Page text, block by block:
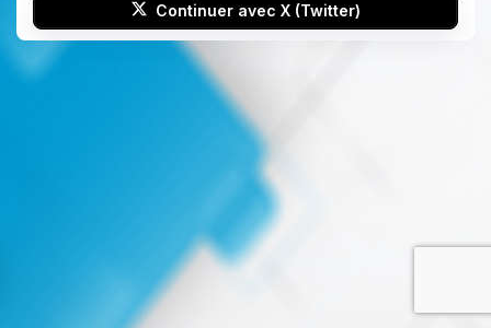
Continuer avec X (Twitter)